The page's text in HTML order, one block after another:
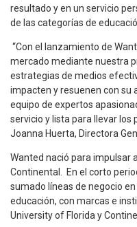
resultado y en un servicio
de las categorías de
“Con el lanzamiento de
mercado mediante nuestra
estrategias de medios
impacten y resuenen con su
equipo de expertos
servicio y lista para llevar los
Joanna Huerta, Directora
Wanted nació para impulsar
Continental. En el corto
sumado líneas de negocio
educación, con marcas e
University of Florida y